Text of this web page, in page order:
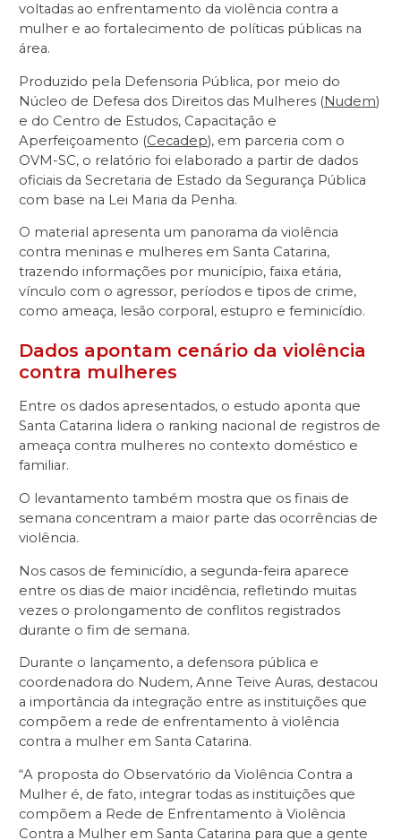
voltadas ao enfrentamento da violência contra a
mulher e ao fortalecimento de políticas públicas na
área.
Produzido pela Defensoria Pública, por meio do
Núcleo de Defesa dos Direitos das Mulheres (Nudem)
e do Centro de Estudos, Capacitação e
Aperfeiçoamento (Cecadep), em parceria com o
OVM-SC, o relatório foi elaborado a partir de dados
oficiais da Secretaria de Estado da Segurança Pública
com base na Lei Maria da Penha.
O material apresenta um panorama da violência
contra meninas e mulheres em Santa Catarina,
trazendo informações por município, faixa etária,
vínculo com o agressor, períodos e tipos de crime,
como ameaça, lesão corporal, estupro e feminicídio.
Dados apontam cenário da violência
contra mulheres
Entre os dados apresentados, o estudo aponta que
Santa Catarina lidera o ranking nacional de registros de
ameaça contra mulheres no contexto doméstico e
familiar.
O levantamento também mostra que os finais de
semana concentram a maior parte das ocorrências de
violência.
Nos casos de feminicídio, a segunda-feira aparece
entre os dias de maior incidência, refletindo muitas
vezes o prolongamento de conflitos registrados
durante o fim de semana.
Durante o lançamento, a defensora pública e
coordenadora do Nudem, Anne Teive Auras, destacou
a importância da integração entre as instituições que
compõem a rede de enfrentamento à violência
contra a mulher em Santa Catarina.
“A proposta do Observatório da Violência Contra a
Mulher é, de fato, integrar todas as instituições que
compõem a Rede de Enfrentamento à Violência
Contra a Mulher em Santa Catarina para que a gente